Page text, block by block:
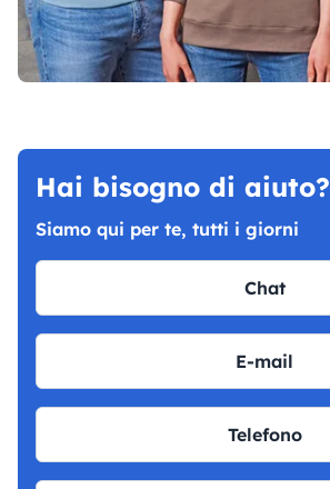
Hai bisogno di aiuto?
Siamo qui per te, tutti i giorni
Chat
E-mail
Telefono